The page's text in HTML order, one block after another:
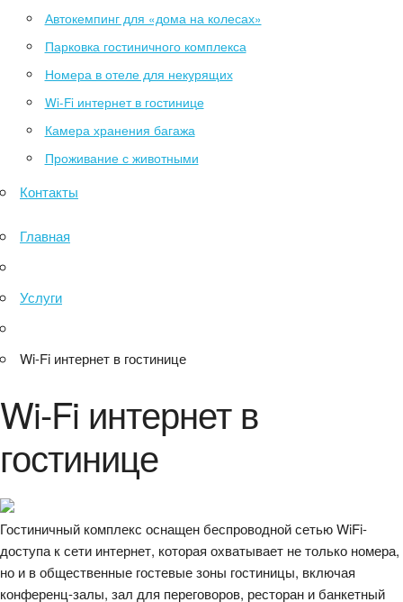
Автокемпинг для «дома на колесах»
Парковка гостиничного комплекса
Номера в отеле для некурящих
Wi-Fi интернет в гостинице
Камера хранения багажа
Проживание с животными
Контакты
Главная
Услуги
Wi-Fi интернет в гостинице
Wi-Fi интернет в
гостинице
Гостиничный комплекс оснащен беспроводной сетью WiFi-
доступа к сети интернет, которая охватывает не только номера,
но и в общественные гостевые зоны гостиницы, включая
конференц-залы, зал для переговоров, ресторан и банкетный